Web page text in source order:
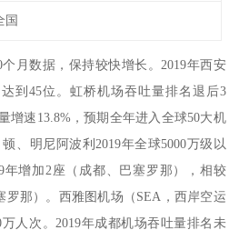
国
月数据，保持较快增长。2019年西安
到45位。虹桥机场吞吐量排名退后3
增速13.8%，预期全年进入全球50大机
、明尼阿波利2019年全球5000万级以
年增加2座（成都、巴塞罗那），相较
罗那）。西雅图机场（SEA，西岸空运
人次。2019年成都机场吞吐量排名未